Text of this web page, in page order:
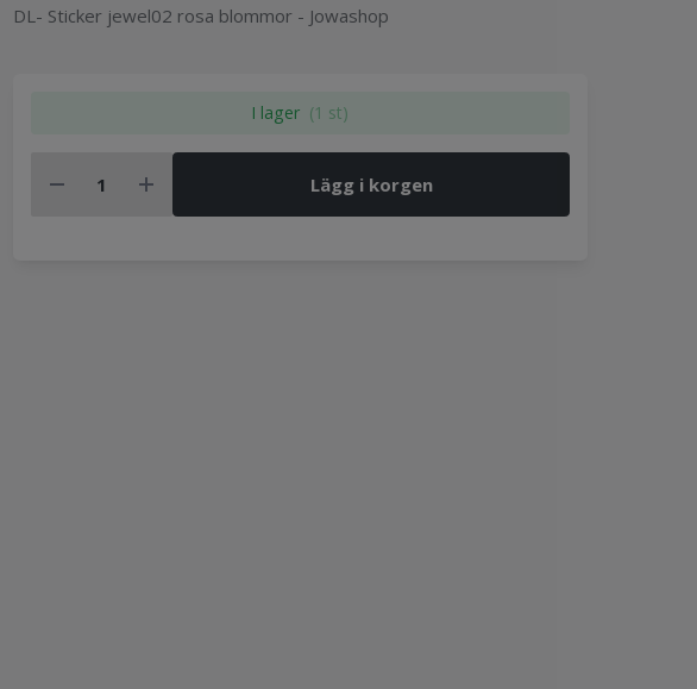
DL- Sticker jewel02 rosa blommor - Jowashop
I lager (1 st)
Lägg i korgen